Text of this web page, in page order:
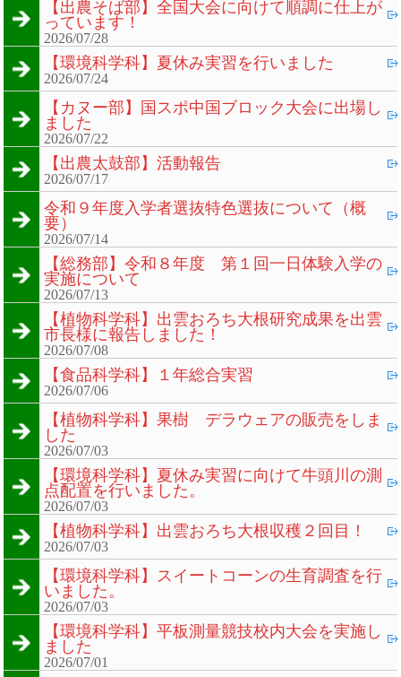
【出農そば部】全国大会に向けて順調に仕上が
っています！
2026/07/28
【環境科学科】夏休み実習を行いました
2026/07/24
【カヌー部】国スポ中国ブロック大会に出場し
ました
2026/07/22
【出農太鼓部】活動報告
2026/07/17
令和９年度入学者選抜特色選抜について（概
要）
2026/07/14
【総務部】令和８年度 第１回一日体験入学の
実施について
2026/07/13
【植物科学科】出雲おろち大根研究成果を出雲
市長様に報告しました！
2026/07/08
【食品科学科】１年総合実習
2026/07/06
【植物科学科】果樹 デラウェアの販売をしま
した
2026/07/03
【環境科学科】夏休み実習に向けて牛頭川の測
点配置を行いました。
2026/07/03
【植物科学科】出雲おろち大根収穫２回目！
2026/07/03
【環境科学科】スイートコーンの生育調査を行
いました。
2026/07/03
【環境科学科】平板測量競技校内大会を実施し
ました
2026/07/01